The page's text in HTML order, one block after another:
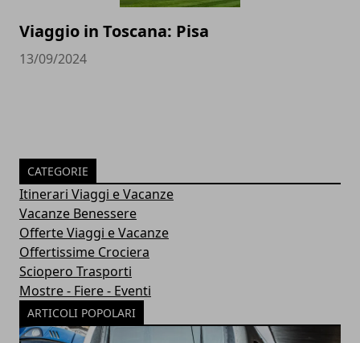
Viaggio in Toscana: Pisa
13/09/2024
CATEGORIE
Itinerari Viaggi e Vacanze
Vacanze Benessere
Offerte Viaggi e Vacanze
Offertissime Crociera
Sciopero Trasporti
Mostre - Fiere - Eventi
ARTICOLI POPOLARI